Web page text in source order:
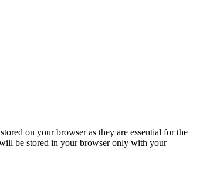
on your browser as they are essential for the
be stored in your browser only with your